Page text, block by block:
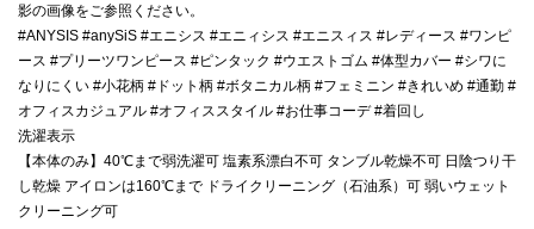
影の画像をご参照ください。
#ANYSIS #anySiS #エニシス #エニィシス #エニスィス #レディース #ワンピ
ース #プリーツワンピース #ピンタック #ウエストゴム #体型カバー #シワに
なりにくい #小花柄 #ドット柄 #ボタニカル柄 #フェミニン #きれいめ #通勤 #
オフィスカジュアル #オフィススタイル #お仕事コーデ #着回し
洗濯表示
【本体のみ】40℃まで弱洗濯可 塩素系漂白不可 タンブル乾燥不可 日陰つり干
し乾燥 アイロンは160℃まで ドライクリーニング（石油系）可 弱いウェット
クリーニング可